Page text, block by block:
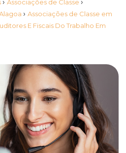
› Associações de Classe ›
› Associações de Classe em
E Fiscais Do Trabalho Em